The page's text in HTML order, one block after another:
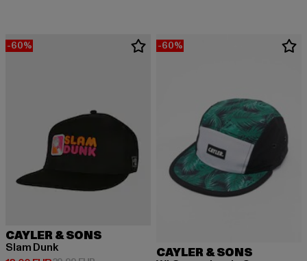
-60%
CAYLER & SONS
Slam Dunk
-60%
CAYLER & SONS